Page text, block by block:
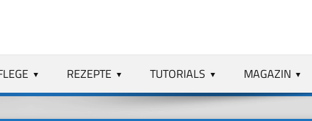
REZEPTE TUTORIALS MAGAZIN